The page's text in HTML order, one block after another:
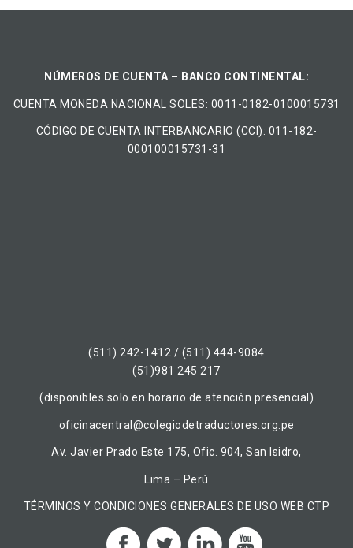
NÚMEROS DE CUENTA – BANCO CONTINENTAL:
CUENTA MONEDA NACIONAL​ ​SOLES​: 0011-0182-0100015731
CÓDIGO DE CUENTA INTERBANCARIO (CCI): 011-182-
000100015731-31
(511) 242-1412 / (511) 444-9084
(51)981 245 217
(disponibles solo en horario de atención presencial)
oficinacentral@colegiodetraductores.org.pe
Av. Javier Prado Este 175, Ofic. 904, San Isidro,
Lima – Perú
TÉRMINOS Y CONDICIONES GENERALES DE USO WEB CTP